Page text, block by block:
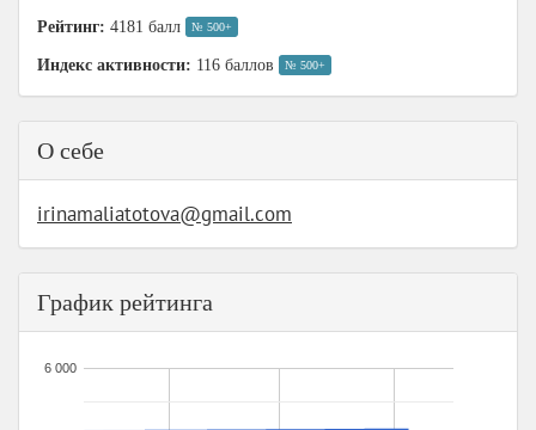
Рейтинг: 4181 балл № 500+
Индекс активности: 116 баллов № 500+
О себе
irinamaliatotova@gmail.com
График рейтинга
6 000